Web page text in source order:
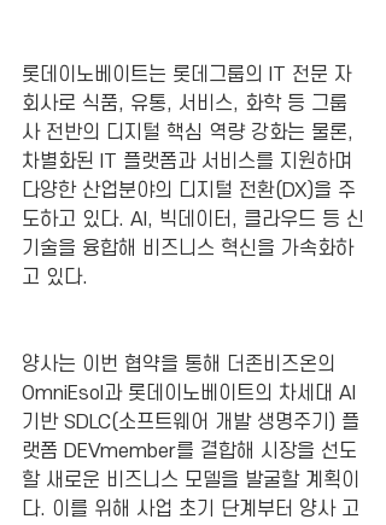
롯데이노베이트는 롯데그룹의 IT 전문 자
회사로 식품, 유통, 서비스, 화학 등 그룹
사 전반의 디지털 핵심 역량 강화는 물론,
차별화된 IT 플랫폼과 서비스를 지원하며
다양한 산업분야의 디지털 전환(DX)을 주
도하고 있다. AI, 빅데이터, 클라우드 등 신
기술을 융합해 비즈니스 혁신을 가속화하
고 있다.
양사는 이번 협약을 통해 더존비즈온의
OmniEsol과 롯데이노베이트의 차세대 AI
기반 SDLC(소프트웨어 개발 생명주기) 플
랫폼 DEVmember를 결합해 시장을 선도
할 새로운 비즈니스 모델을 발굴할 계획이
다. 이를 위해 사업 초기 단계부터 양사 고